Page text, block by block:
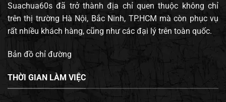
Suachua60s đã trở thành địa chỉ quen thuộc không chỉ
trên thị trường Hà Nội, Bắc Ninh, TP.HCM mà còn phục vụ
rất nhiều khách hàng, cũng như các đại lý trên toàn quốc.
Bản đồ chỉ đường
THỜI GIAN LÀM VIỆC